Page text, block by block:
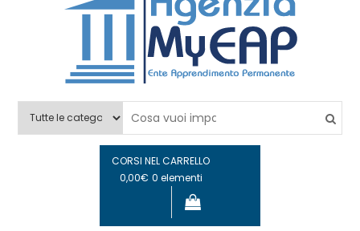
Agenzia MyEAP
CORSI NEL CARRELLO
0,00€ 0 elementi